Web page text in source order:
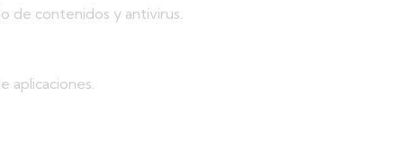
de contenidos y antivirus.
aplicaciones.